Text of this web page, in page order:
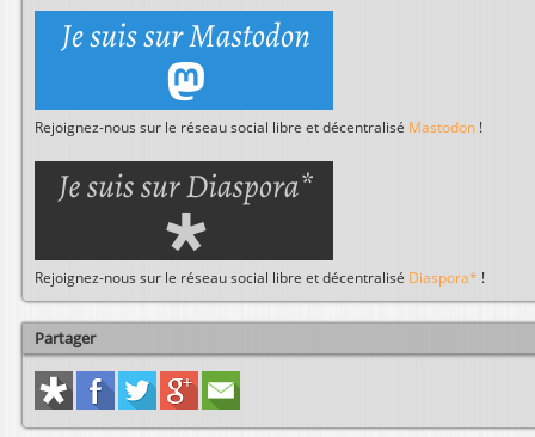
Rejoignez-nous sur le réseau social libre et décentralisé Mastodon !
Rejoignez-nous sur le réseau social libre et décentralisé Diaspora* !
Partager